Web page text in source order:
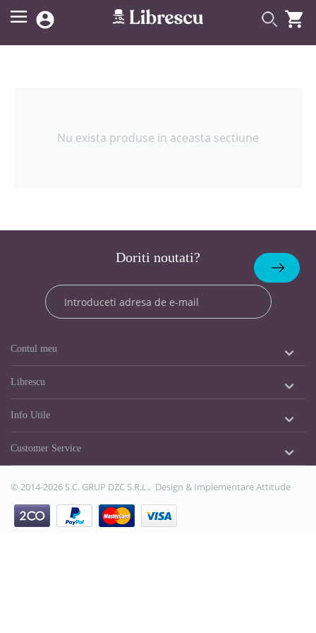
 
Nu exista produse in aceasta sectiune
Doriti noutati?
Abonare
Contul meu
Librescu
Info Utile
Customer Service
© 2014-2026 S.C. GRUP DZC S.R.L.. Design & ImplementareAttitude